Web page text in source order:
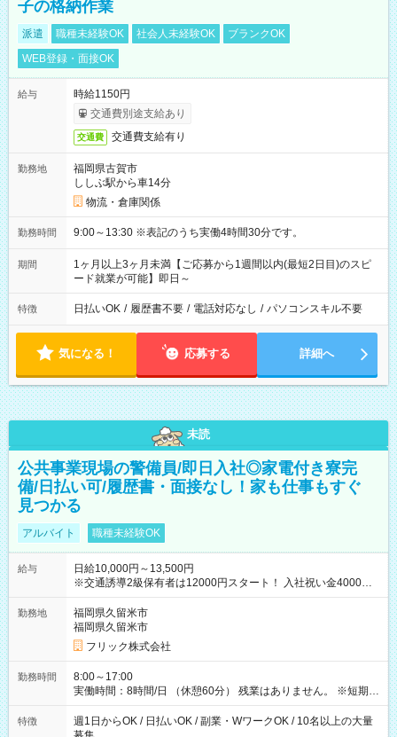
子の格納作業
派遣 職種未経験OK 社会人未経験OK
ブランクOK
WEB登録・面接OK
給与
時給1150円
交通費別途支給あり
交通費 交通費支給有り
勤務地
福岡県古賀市
ししぶ駅から車14分
物流・倉庫関係
勤務時間 9:00～13:30 ※表記のうち実働4時間30分です。
期間
1ヶ月以上3ヶ月未満【ご応募から1週間以内(最短2日目)のスピ
ード就業が可能】即日～
特徴 日払いOK / 履歴書不要 / 電話対応なし / パソコンスキル不要
気になる！ 応募する 詳細へ
未読
公共事業現場の警備員/即日入社◎家電付き寮完
備/日払い可/履歴書・面接なし！家も仕事もすぐ
見つかる
アルバイト 職種未経験OK
給与
日給10,000円～13,500円
※交通誘導2級保有者は12000円スタート！ 入社祝い金4000円
【試用期間】試用期間なし
勤務地
福岡県久留米市
福岡県久留米市
フリック株式会社
勤務時間
8:00～17:00
実働時間：8時間/日 （休憩60分） 残業はありません。 ※短期の
募集は行っておりません。予めご了承くださいませ。
特徴
週1日からOK / 日払いOK / 副業・WワークOK / 10名以上の大量